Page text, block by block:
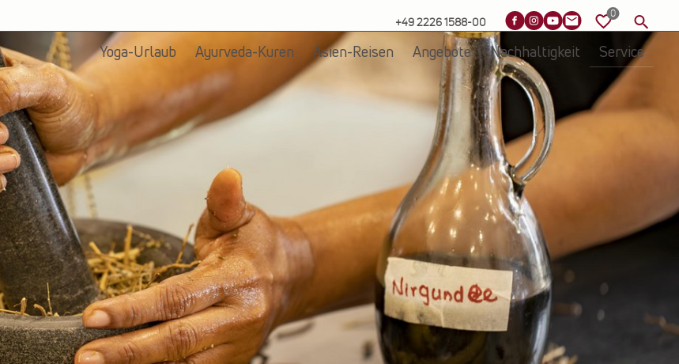
+49 2226 1588-00
Yoga-Urlaub Ayurveda-Kuren Asien-Reisen Angebote Nachhaltigkeit Service